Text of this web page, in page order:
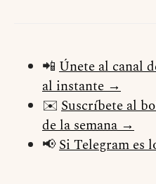
📲 Únete al canal
al instante →
✉️ Suscríbete al
de la semana →
📢Si Telegram es